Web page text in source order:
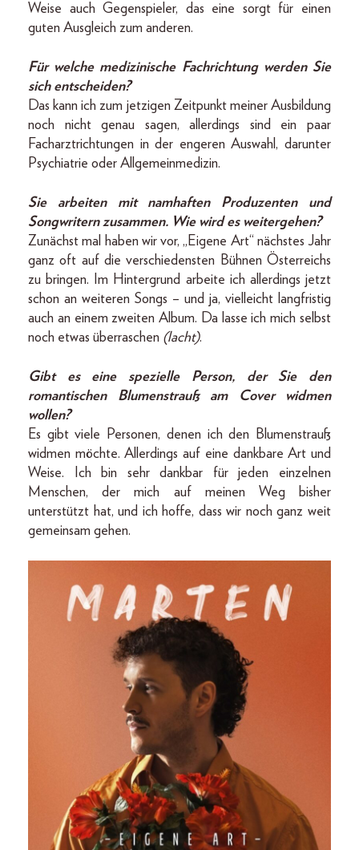
Weise auch Gegenspieler, das eine sorgt für einen
guten Ausgleich zum anderen.
Für welche medizinische Fachrichtung werden Sie
sich entscheiden?
Das kann ich zum jetzigen Zeitpunkt meiner Ausbildung
noch nicht genau sagen, allerdings sind ein paar
Facharztrichtungen in der engeren Auswahl, darunter
Psychiatrie oder Allgemeinmedizin.
Sie arbeiten mit namhaften Produzenten und
Songwritern zusammen. Wie wird es weitergehen?
Zunächst mal haben wir vor, „Eigene Art“ nächstes Jahr
ganz oft auf die verschiedensten Bühnen Österreichs
zu bringen. Im Hintergrund arbeite ich allerdings jetzt
schon an weiteren Songs – und ja, vielleicht langfristig
auch an einem zweiten Album. Da lasse ich mich selbst
noch etwas überraschen (lacht).
Gibt es eine spezielle Person, der Sie den
romantischen Blumenstrauß am Cover widmen
wollen?
Es gibt viele Personen, denen ich den Blumenstrauß
widmen möchte. Allerdings auf eine dankbare Art und
Weise. Ich bin sehr dankbar für jeden einzelnen
Menschen, der mich auf meinen Weg bisher
unterstützt hat, und ich hoffe, dass wir noch ganz weit
gemeinsam gehen.